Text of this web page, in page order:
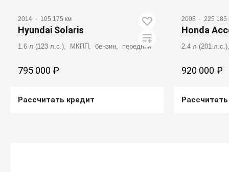
2014 · 105 175 км
Hyundai Solaris
1.6 л (123 л.с.), МКПП, бензин, передний
795 000 ₽
Рассчитать кредит
2008 · 225 185
Honda
2.4 л (201
920 000 ₽